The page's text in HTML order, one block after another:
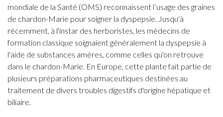
mondiale de la Santé (OMS) reconnaissent l’usage des graines
de chardon-Marie pour soigner la dyspepsie. Jusqu'à
récemment, à l'instar des herboristes, les médecins de
formation classique soignaient généralement la dyspepsie à
l'aide de substances amères, comme celles qu'on retrouve
dans le chardon-Marie. En Europe, cette plante fait partie de
plusieurs préparations pharmaceutiques destinées au
traitement de divers troubles digestifs d'origine hépatique et
biliaire.